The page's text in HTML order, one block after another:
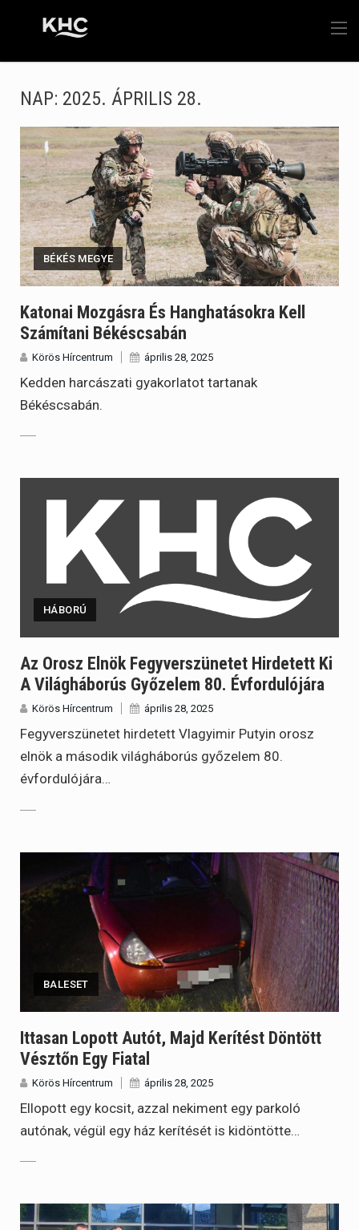
NAP: 2025. ÁPRILIS 28.
BÉKÉS MEGYE
Katonai Mozgásra És Hanghatásokra Kell
Számítani Békéscsabán
Körös Hírcentrum április 28, 2025
Kedden harcászati gyakorlatot tartanak
Békéscsabán.
HÁBORÚ
Az Orosz Elnök Fegyverszünetet Hirdetett Ki
A Világháborús Győzelem 80. Évfordulójára
Körös Hírcentrum április 28, 2025
Fegyverszünetet hirdetett Vlagyimir Putyin orosz
elnök a második világháborús győzelem 80.
évfordulójára…
BALESET
Ittasan Lopott Autót, Majd Kerítést Döntött
Vésztőn Egy Fiatal
Körös Hírcentrum április 28, 2025
Ellopott egy kocsit, azzal nekiment egy parkoló
autónak, végül egy ház kerítését is kidöntötte…